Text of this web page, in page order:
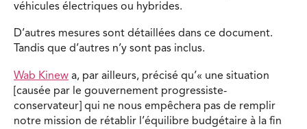
véhicules électriques ou hybrides.
D’autres mesures sont détaillées dans ce document.
Tandis que d’autres n’y sont pas inclus.
Wab Kinew a, par ailleurs, précisé qu’« une situation
[causée par le gouvernement progressiste-
conservateur] qui ne nous empêchera pas de remplir
notre mission de rétablir l’équilibre budgétaire à la fin